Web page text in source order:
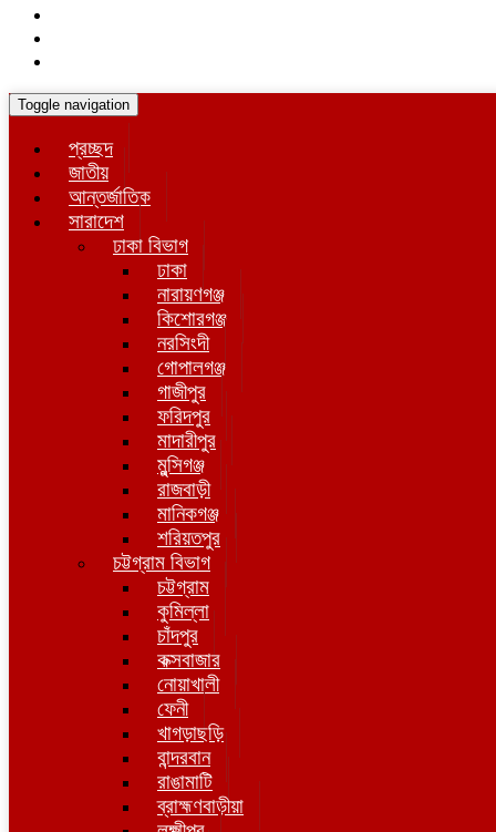
Toggle navigation
প্রচ্ছদ
জাতীয়
আন্তর্জাতিক
সারাদেশ
ঢাকা বিভাগ
ঢাকা
নারায়ণগঞ্জ
কিশোরগঞ্জ
নরসিংদী
গোপালগঞ্জ
গাজীপুর
ফরিদপুর
মাদারীপুর
মুন্সিগঞ্জ
রাজবাড়ী
মানিকগঞ্জ
শরিয়তপুর
চট্টগ্রাম বিভাগ
চট্টগ্রাম
কুমিল্লা
চাঁদপুর
কক্সবাজার
নোয়াখালী
ফেনী
খাগড়াছড়ি
বান্দরবান
রাঙামাটি
ব্রাহ্মণবাড়ীয়া